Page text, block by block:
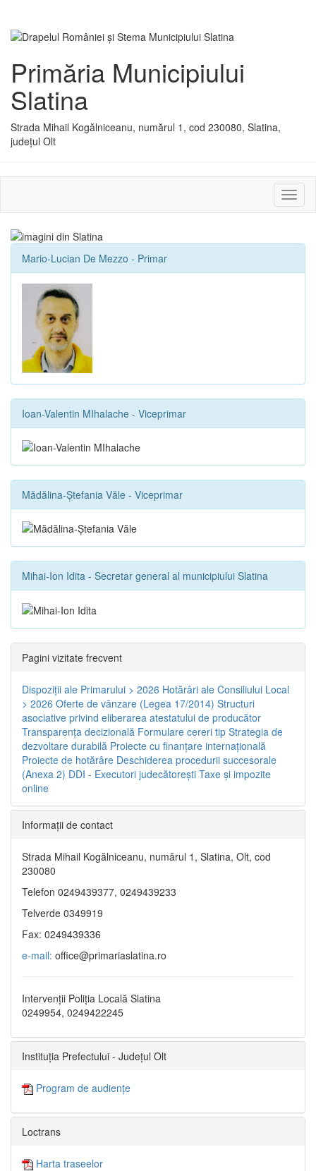
Primăria Municipiului
Slatina
Strada Mihail Kogălniceanu, numărul 1, cod 230080, Slatina,
județul Olt
sau
Mario-Lucian De Mezzo - Primar
Ioan-Valentin MIhalache - Viceprimar
Mădălina-Ștefania Văle - Viceprimar
Mihai-Ion Idita - Secretar general al municipiului Slatina
Pagini vizitate frecvent
Dispoziţii ale Primarului > 2026 Hotărâri ale Consiliului Local
> 2026 Oferte de vânzare (Legea 17/2014) Structuri
asociative privind eliberarea atestatului de producător
Transparenţa decizională Formulare cereri tip Strategia de
dezvoltare durabilă Proiecte cu finanţare internaţională
Proiecte de hotărâre Deschiderea procedurii succesorale
(Anexa 2) DDI - Executori judecătorești Taxe şi impozite
online
Informaţii de contact
Strada Mihail Kogălniceanu, numărul 1, Slatina, Olt, cod
230080
Telefon 0249439377, 0249439233
Telverde 0349919
Fax: 0249439336
e-mail: office@primariaslatina.ro
Intervenții Poliția Locală Slatina
0249954, 0249422245
Instituția Prefectului - Județul Olt
Program de audiențe
Loctrans
Harta traseelor